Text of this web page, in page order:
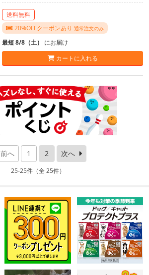
送料無料
20%OFFクーポンあり 通常注文のみ
最短 8/8（土） にお届け
カートに入れる
前へ 1 2 次へ
25-25件（全 25件）